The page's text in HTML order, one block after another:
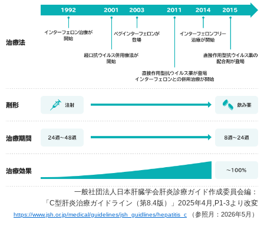
一般社団法人日本肝臓学会肝炎診療ガイド作成委員会編：
「C型肝炎治療ガイドライン（第8.4版）」 2025年4月,P1-3より改変
https://www.jsh.or.jp/medical/guidelines/jsh_guidlines/hepatitis_c （参照月：2026年5月）